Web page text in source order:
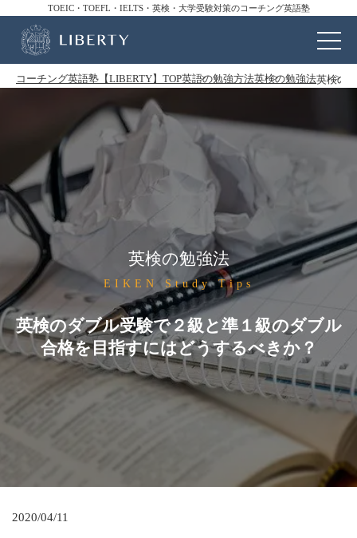
TOEIC・TOEFL・IELTS・英検・大学受験対策のコーチング英語塾
コーチング英語塾【LIBERTY】TOP英語の勉強方法英検の勉強法英検の
英検の勉強法
EIKEN Study Tips
英検のダブル受験で２級と準１級のダブル
合格を目指すにはどうするべきか？
2020/04/11